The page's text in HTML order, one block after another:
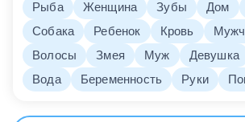
Рыба Женщина Зубы Дом
Собака
Ребенок Кровь
Волосы
Змея Муж Девушка
Вода
Беременность Руки